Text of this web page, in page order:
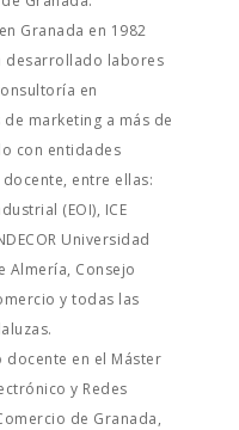
Granada en 1982
desarrollado labores
en
marketing a más de
con entidades
entre ellas:
(EOI), ICE
Universidad
Almería, Consejo
y todas las
en el Máster
y Redes
de Granada,